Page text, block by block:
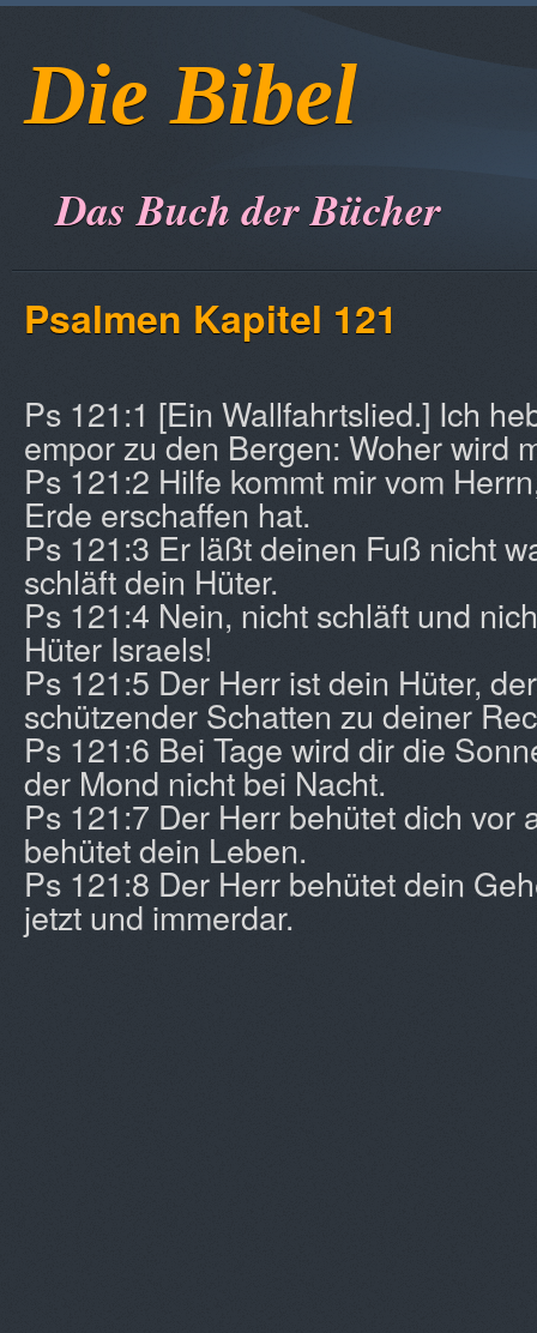
Die Bibel
Das Buch der Bücher
Psalmen Kapitel 121
Ps 121:1 [Ein Wallfahrtslied.] Ich
empor zu den Bergen: Woher wird
Ps 121:2 Hilfe kommt mir vom
Erde erschaffen hat.
Ps 121:3 Er läßt deinen Fuß nicht
schläft dein Hüter.
Ps 121:4 Nein, nicht schläft und
Hüter Israels!
Ps 121:5 Der Herr ist dein Hüter,
schützender Schatten zu deiner
Ps 121:6 Bei Tage wird dir die
der Mond nicht bei Nacht.
Ps 121:7 Der Herr behütet dich vor
behütet dein Leben.
Ps 121:8 Der Herr behütet dein
jetzt und immerdar.